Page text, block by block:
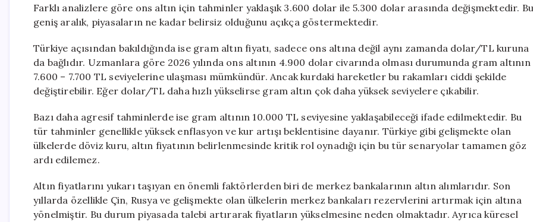
Farklı analizlere göre ons altın için tahminler yaklaşık 3.600 dolar ile 5.300 dolar arasında değişmektedir. Bu
geniş aralık, piyasaların ne kadar belirsiz olduğunu açıkça göstermektedir.
Türkiye açısından bakıldığında ise gram altın fiyatı, sadece ons altına değil aynı zamanda dolar/TL kuruna
da bağlıdır. Uzmanlara göre 2026 yılında ons altının 4.900 dolar civarında olması durumunda gram altının
7.600 – 7.700 TL seviyelerine ulaşması mümkündür. Ancak kurdaki hareketler bu rakamları ciddi şekilde
değiştirebilir. Eğer dolar/TL daha hızlı yükselirse gram altın çok daha yüksek seviyelere çıkabilir.
Bazı daha agresif tahminlerde ise gram altının 10.000 TL seviyesine yaklaşabileceği ifade edilmektedir. Bu
tür tahminler genellikle yüksek enflasyon ve kur artışı beklentisine dayanır. Türkiye gibi gelişmekte olan
ülkelerde döviz kuru, altın fiyatının belirlenmesinde kritik rol oynadığı için bu tür senaryolar tamamen göz
ardı edilemez.
Altın fiyatlarını yukarı taşıyan en önemli faktörlerden biri de merkez bankalarının altın alımlarıdır. Son
yıllarda özellikle Çin, Rusya ve gelişmekte olan ülkelerin merkez bankaları rezervlerini artırmak için altına
yönelmiştir. Bu durum piyasada talebi artırarak fiyatların yükselmesine neden olmaktadır. Ayrıca küresel